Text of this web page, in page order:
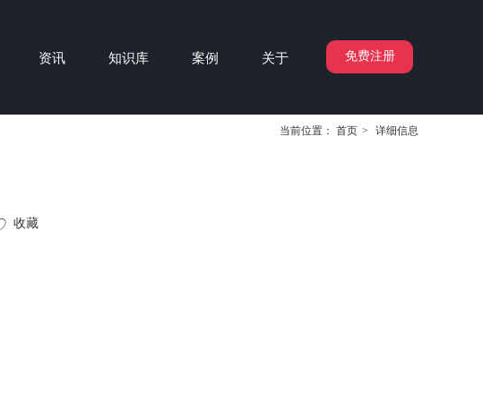
免费注册
资讯 知识库 案例 关于
当前位置： 首页 > 详细信息
收藏